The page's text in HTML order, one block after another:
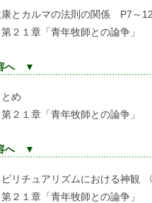
とカルマの法則の関係 P7～
２１章「青年牧師との論争」
へ ▼
め
２１章「青年牧師との論争」
へ ▼
ピリチュアリズムにおける神
２１章「青年牧師との論争」